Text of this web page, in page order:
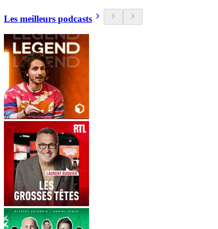
Les meilleurs podcasts